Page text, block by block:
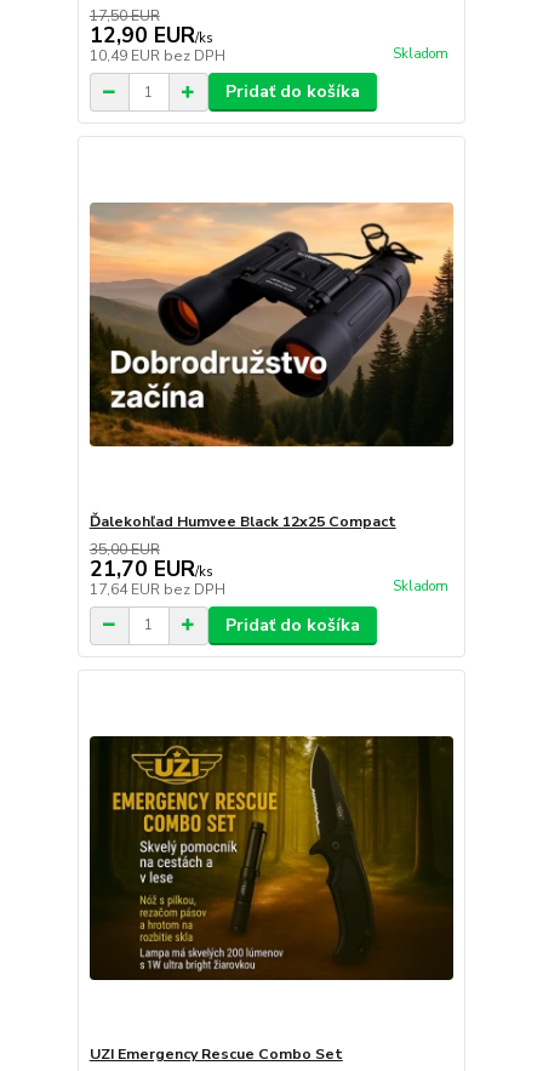
17,50 EUR
12,90 EUR/ks
10,49 EUR bez DPH Skladom
Pridať do košíka
Ďalekohľad Humvee Black 12x25 Compact
35,00 EUR
21,70 EUR/ks
17,64 EUR bez DPH Skladom
Pridať do košíka
UZI Emergency Rescue Combo Set